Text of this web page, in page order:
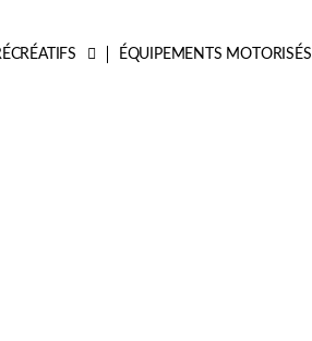
ÉQUIPEMENTS MOTORISÉS